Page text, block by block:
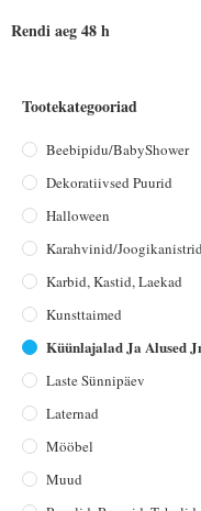
Rendi aeg 48 h
Tootekategooriad
Beebipidu/BabyShower
Dekoratiivsed Puurid
Halloween
Karahvinid/joogikanistrid
Karbid, Kastid, Laekad
Kunsttaimed
Küünlajalad Ja Alused
Laste Sünnipäev
Laternad
Mööbel
Muud